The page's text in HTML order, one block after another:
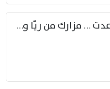
حننت إلى ريّا ونفسك باعدت … مزارك من ريّا وشعباكما معا